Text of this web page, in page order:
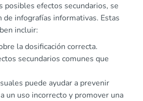
posibles efectos secundarios, se
de infografías informativas. Estas
incluir:
la dosificación correcta.
secundarios comunes que
puede ayudar a prevenir
un uso incorrecto y promover una